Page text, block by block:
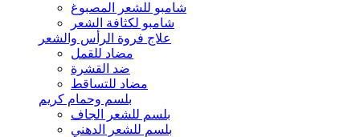
شامبو للشعر المصبوغ
شامبو لكثافة الشعر
علاج فروة الرأس والشعر
مضاد للقمل
ضد القشرة
مضاد للتساقط
بلسم وحمام كريم
بلسم للشعر الجاف
بلسم للشعر الدهني